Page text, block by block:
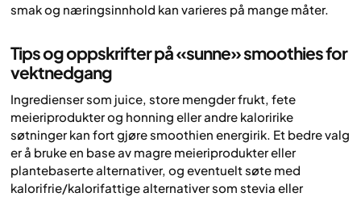
smak og næringsinnhold kan varieres på mange måter.
Tips og oppskrifter på «sunne» smoothies for
vektnedgang
Ingredienser som juice, store mengder frukt, fete
meieriprodukter og honning eller andre kaloririke
søtninger kan fort gjøre smoothien energirik. Et bedre valg
er å bruke en base av magre meieriprodukter eller
plantebaserte alternativer, og eventuelt søte med
kalorifrie/kalorifattige alternativer som stevia eller